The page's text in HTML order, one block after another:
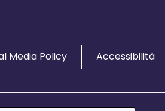
Media Policy Accessibilità